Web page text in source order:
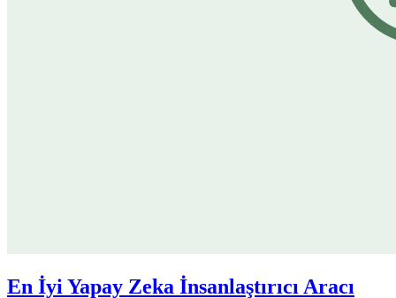
En İyi Yapay Zeka İnsanlaştırıcı Aracı